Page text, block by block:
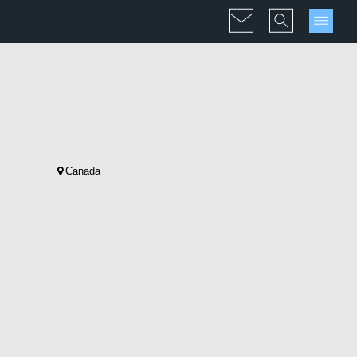
Canada